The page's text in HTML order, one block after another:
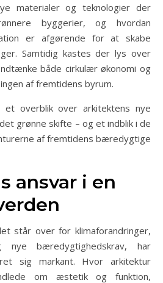
materialer og teknologier der
byggerier, og hvordan
er afgørende for at skabe
Samtidig kastes der lys over
både cirkulær økonomi og
af fremtidens byrum.
overblik over arkitektens nye
grønne skifte – og et indblik i de
af fremtidens bæredygtige
ansvar i en
står over for klimaforandringer,
nye bæredygtighedskrav, har
sig markant. Hvor arkitektur
om æstetik og funktion,